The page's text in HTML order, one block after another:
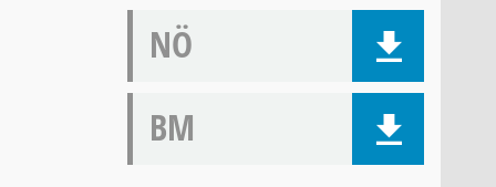
NÖ
BM